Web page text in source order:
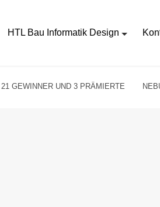
HTL Bau Informatik Design
21 GEWINNER UND 3 PRÄMIERTE